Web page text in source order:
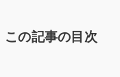
この記事の目次